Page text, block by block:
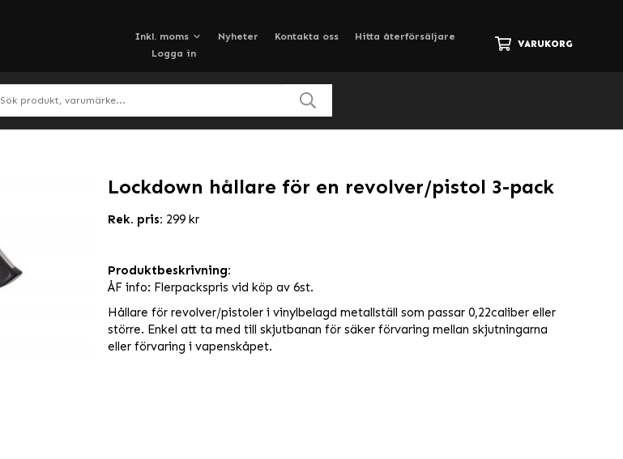
Nyheter Kontakta oss
Hitta återförsäljare
Logga in
VARUKORG
Lockdown hållare för en revolver/pistol 3-pack
Rek. pris: 299 kr
Produktbeskrivning:
ÅF info: Flerpackspris vid köp av 6st.
Hållare för revolver/pistoler i vinylbelagd metallställ som passar 0,22caliber eller
större. Enkel att ta med till skjutbanan för säker förvaring mellan skjutningarna
eller förvaring i vapenskåpet.